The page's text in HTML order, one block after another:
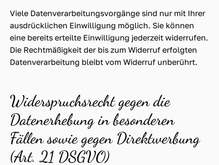
Viele Datenverarbeitungsvorgänge sind nur mit Ihrer
ausdrücklichen Einwilligung möglich. Sie können
eine bereits erteilte Einwilligung jederzeit widerrufen.
Die Rechtmäßigkeit der bis zum Widerruf erfolgten
Datenverarbeitung bleibt vom Widerruf unberührt.
Widerspruchsrecht gegen die
Datenerhebung in besonderen
Fällen sowie gegen Direktwerbung
(Art. 21 DSGVO)